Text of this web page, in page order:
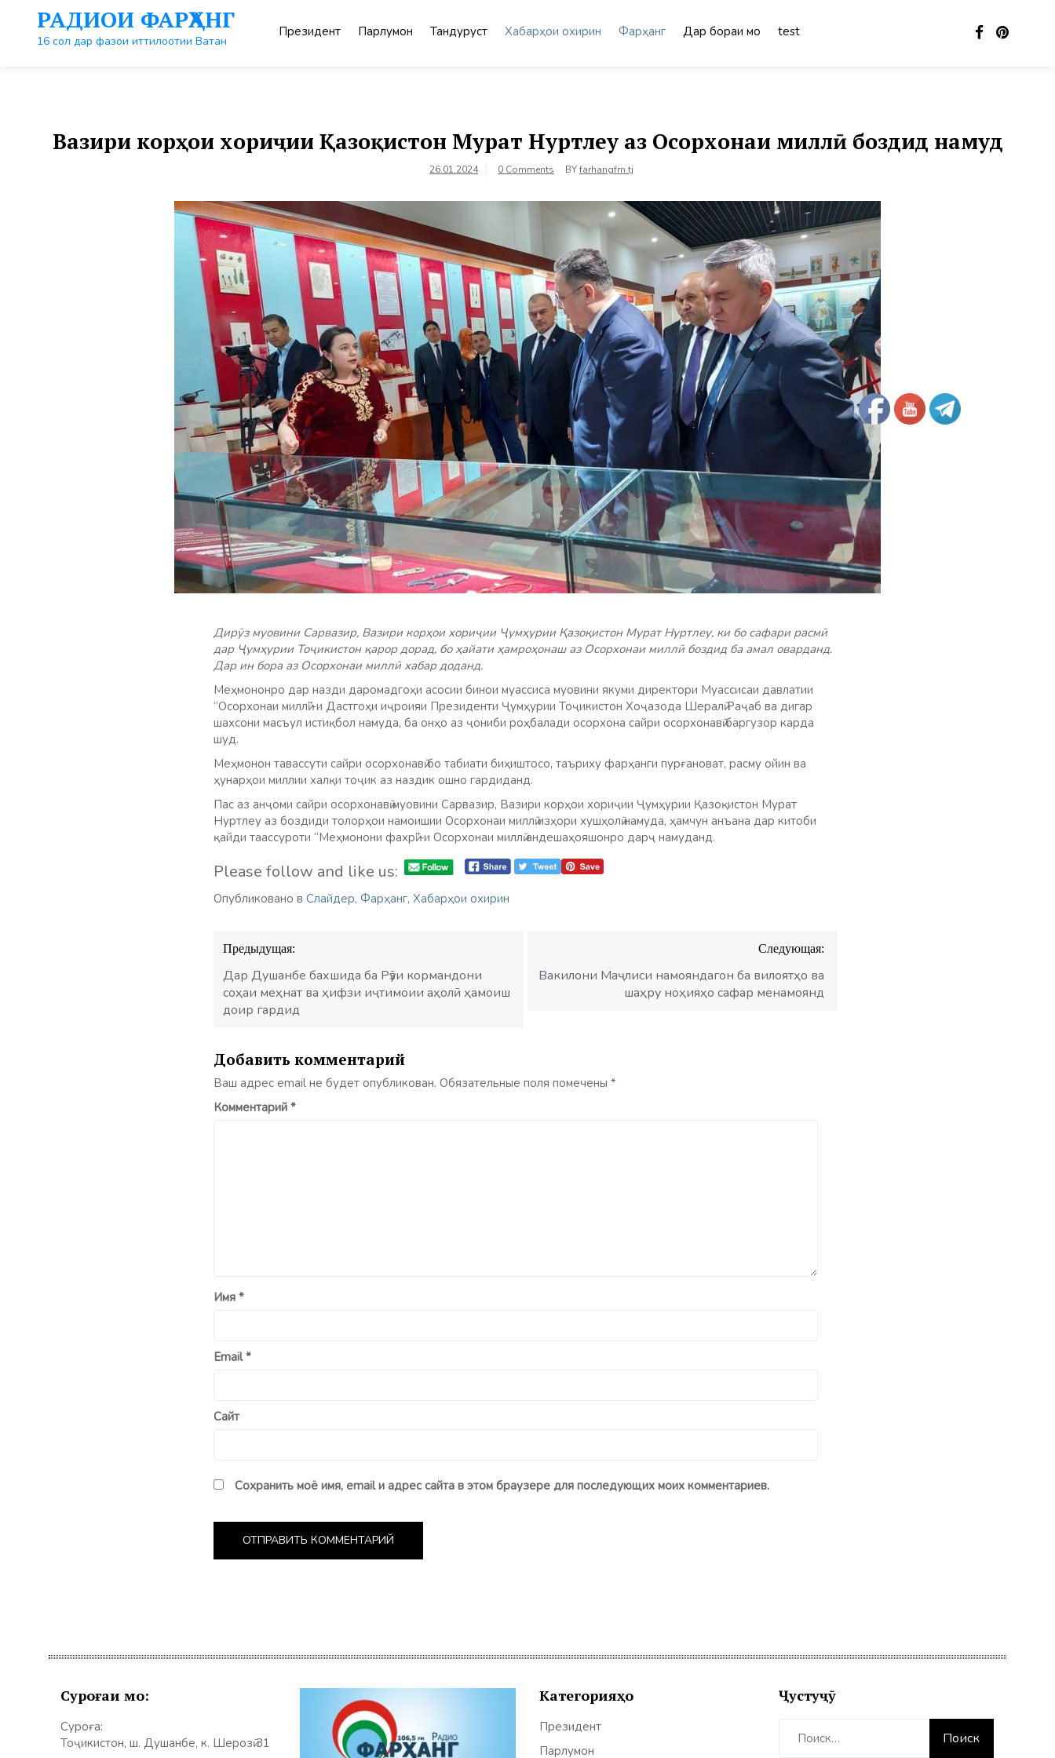
контенту
РАДИОИ ФАРҲАНГ
16 сол дар фазои иттилоотии Ватан
Президент Парлумон Тандурустӣ Хабарҳои охирин Фарҳанг Дар бораи мо test
Вазири корҳои хориҷии Қазоқистон Мурат Нуртлеу аз Осорхонаи миллӣ боздид намуд
26.01.2024 0 Comments BYfarhangfm.tj
Дирӯз муовини Сарвазир, Вазири корҳои хориҷии Ҷумҳурии Қазоқистон Мурат Нуртлеу, ки бо сафари расмӣ
дар Ҷумҳурии Тоҷикистон қарор дорад, бо ҳайати ҳамроҳонаш аз Осорхонаи миллӣ боздид ба амал оварданд.
Дар ин бора аз Осорхонаи миллӣ хабар доданд.
Меҳмононро дар назди даромадгоҳи асосии бинои муассиса муовини якуми директори Муассисаи давлатии
“Осорхонаи миллӣ”-и Дастгоҳи иҷроияи Президенти Ҷумҳурии Тоҷикистон Хоҷазода Шералӣ Раҷаб ва дигар
шахсони масъул истиқбол намуда, ба онҳо аз ҷониби роҳбалади осорхона сайри осорхонавӣ баргузор карда
шуд.
Меҳмонон тавассути сайри осорхонавӣ бо табиати биҳиштосо, таъриху фарҳанги пурғановат, расму ойин ва
ҳунарҳои миллии халқи тоҷик аз наздик ошно гардиданд.
Пас аз анҷоми сайри осорхонавӣ муовини Сарвазир, Вазири корҳои хориҷии Ҷумҳурии Қазоқистон Мурат
Нуртлеу аз боздиди толорҳои намоишии Осорхонаи миллӣ изҳори хушҳолӣ намуда, ҳамчун анъана дар китоби
қайди таассуроти “Меҳмонони фахрӣ”-и Осорхонаи миллӣ андешаҳояшонро дарҷ намуданд.
Please follow and like us:
Опубликовано в Слайдер, Фарҳанг, Хабарҳои охирин
Навигация
по
записям
Предыдущая:
Дар Душанбе бахшида ба Рӯзи кормандони
соҳаи меҳнат ва ҳифзи иҷтимоии аҳолӣ ҳамоиш
доир гардид
Следующая:
Вакилони Маҷлиси намояндагон ба вилоятҳо ва
шаҳру ноҳияҳо сафар менамоянд
Добавить комментарий
Ваш адрес email не будет опубликован. Обязательные поля помечены *
Комментарий *
Имя *
Email*
Сайт
Сохранить моё имя, email и адрес сайта в этом браузере для последующих моих комментариев.
Суроғаи мо:
Суроға:
Тоҷикистон, ш. Душанбе, к. Шерозӣ 31
Категорияҳо
Президент
Парлумон
Ҷустуҷӯ